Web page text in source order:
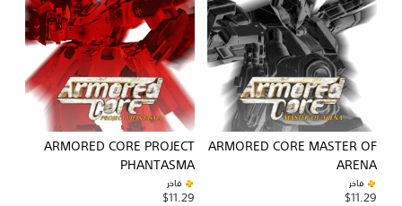
ARMORED CORE MASTER OF
ARENA
فاخر
$11.29
ARMORED CORE PROJECT
PHANTASMA
فاخر
$11.29